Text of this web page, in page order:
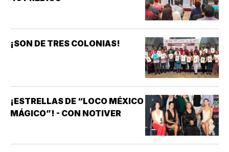
¡SON DE TRES COLONIAS!
¡ESTRELLAS DE “LOCO MÉXICO
MÁGICO”! - CON NOTIVER